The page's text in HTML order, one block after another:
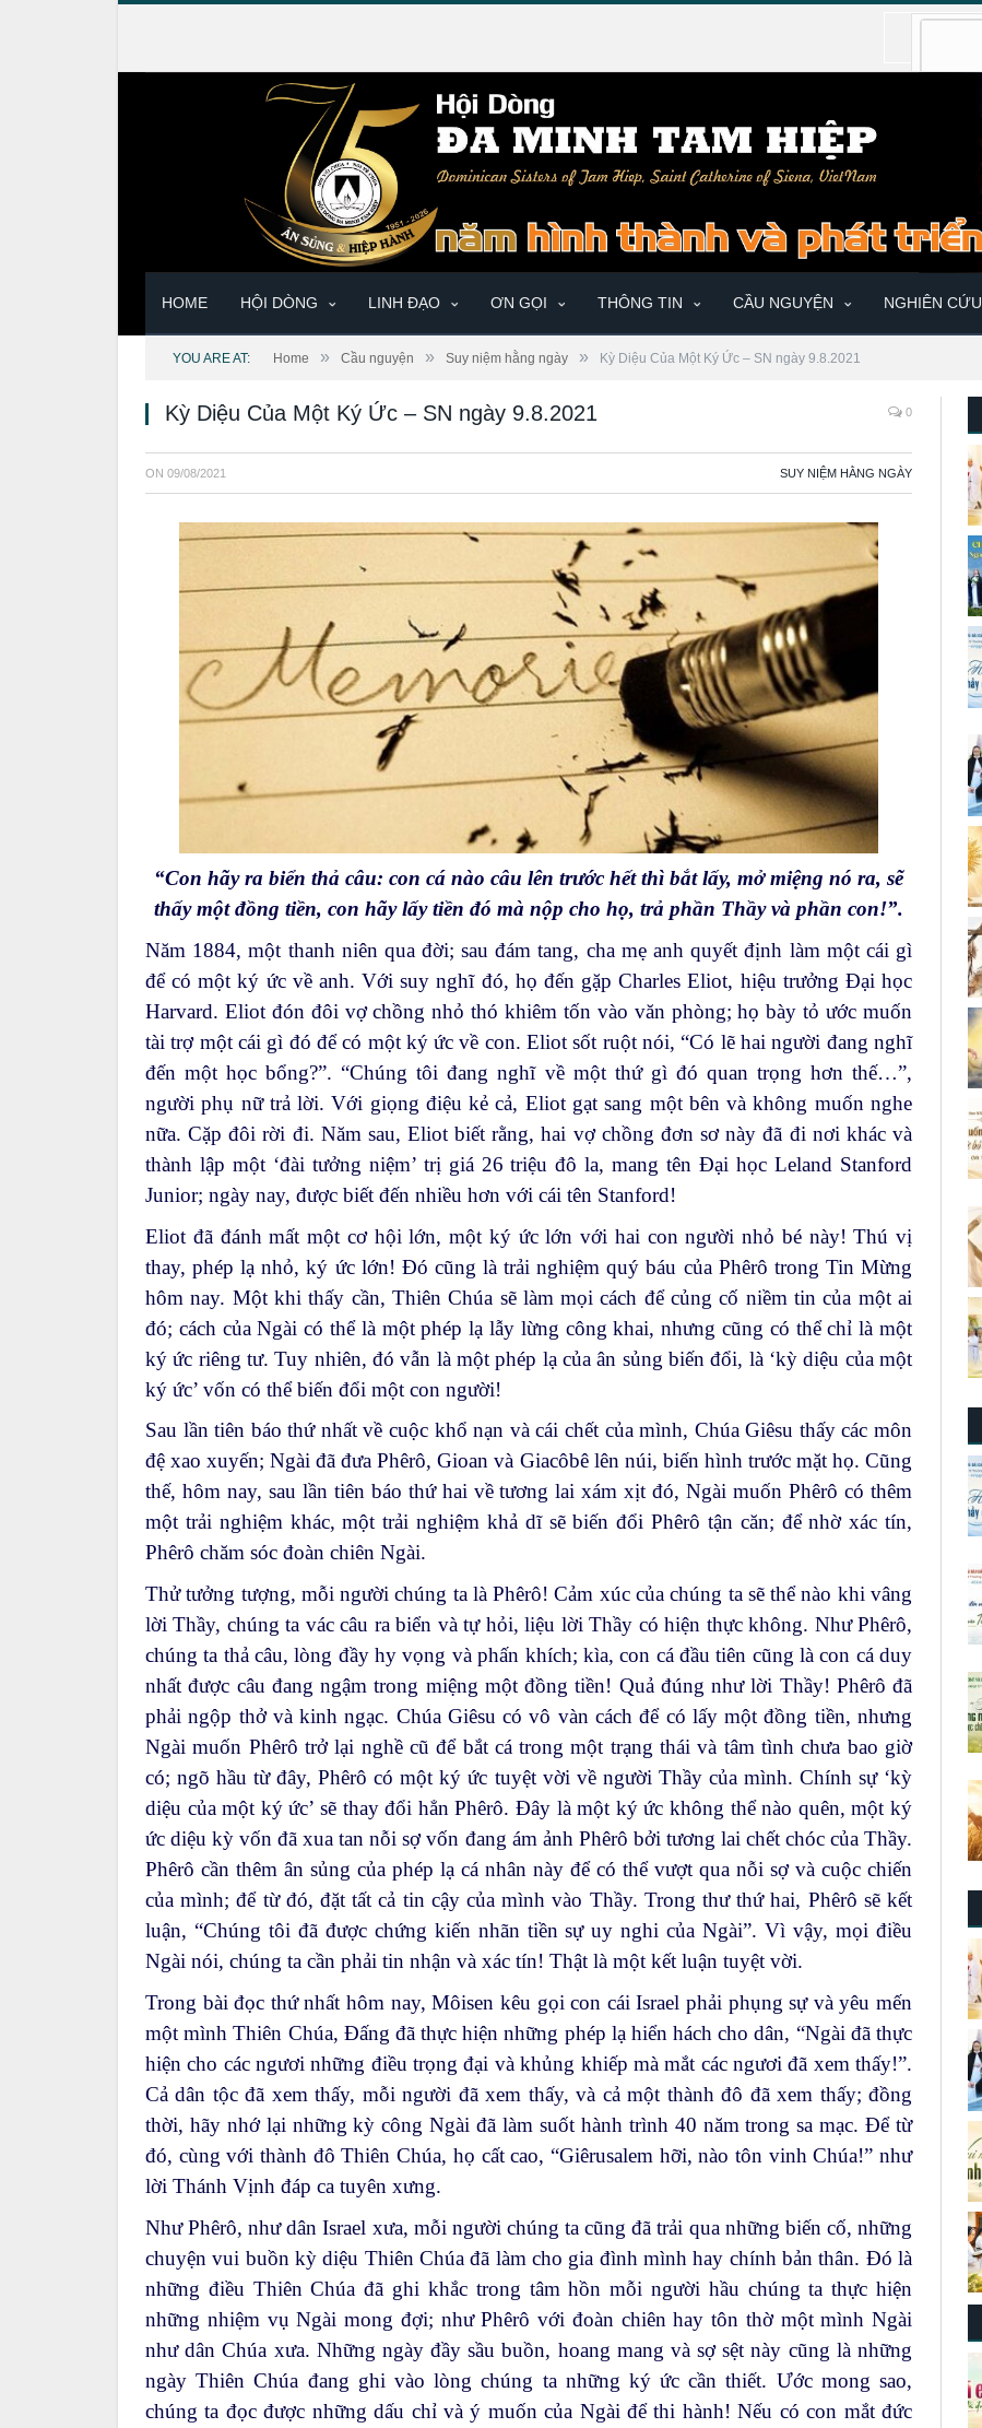
HOME HỘI DÒNG LINH ĐẠO ƠN GỌI THÔNG TIN CẦU NGUYỆN NGHIÊN CỨU
YOU ARE AT: Home » Cầu nguyện » Suy niệm hằng ngày » Kỳ Diệu Của Một Ký Ức – SN ngày 9.8.2021
Kỳ Diệu Của Một Ký Ức – SN ngày 9.8.2021 0
ON 09/08/2021 SUY NIỆM HẰNG NGÀY
“Con hãy ra biển thả câu: con cá nào câu lên trước hết thì bắt lấy, mở miệng nó ra, sẽ
thấy một đồng tiền, con hãy lấy tiền đó mà nộp cho họ, trả phần Thầy và phần con!”.
Năm 1884, một thanh niên qua đời; sau đám tang, cha mẹ anh quyết định làm một cái gì
để có một ký ức về anh. Với suy nghĩ đó, họ đến gặp Charles Eliot, hiệu trưởng Đại học
Harvard. Eliot đón đôi vợ chồng nhỏ thó khiêm tốn vào văn phòng; họ bày tỏ ước muốn
tài trợ một cái gì đó để có một ký ức về con. Eliot sốt ruột nói, “Có lẽ hai người đang nghĩ
đến một học bổng?”. “Chúng tôi đang nghĩ về một thứ gì đó quan trọng hơn thế…”,
người phụ nữ trả lời. Với giọng điệu kẻ cả, Eliot gạt sang một bên và không muốn nghe
nữa. Cặp đôi rời đi. Năm sau, Eliot biết rằng, hai vợ chồng đơn sơ này đã đi nơi khác và
thành lập một ‘đài tưởng niệm’ trị giá 26 triệu đô la, mang tên Đại học Leland Stanford
Junior; ngày nay, được biết đến nhiều hơn với cái tên Stanford!
Eliot đã đánh mất một cơ hội lớn, một ký ức lớn với hai con người nhỏ bé này! Thú vị
thay, phép lạ nhỏ, ký ức lớn! Đó cũng là trải nghiệm quý báu của Phêrô trong Tin Mừng
hôm nay. Một khi thấy cần, Thiên Chúa sẽ làm mọi cách để củng cố niềm tin của một ai
đó; cách của Ngài có thể là một phép lạ lẫy lừng công khai, nhưng cũng có thể chỉ là một
ký ức riêng tư. Tuy nhiên, đó vẫn là một phép lạ của ân sủng biến đổi, là ‘kỳ diệu của một
ký ức’ vốn có thể biến đổi một con người!
Sau lần tiên báo thứ nhất về cuộc khổ nạn và cái chết của mình, Chúa Giêsu thấy các môn
đệ xao xuyến; Ngài đã đưa Phêrô, Gioan và Giacôbê lên núi, biến hình trước mặt họ. Cũng
thế, hôm nay, sau lần tiên báo thứ hai về tương lai xám xịt đó, Ngài muốn Phêrô có thêm
một trải nghiệm khác, một trải nghiệm khả dĩ sẽ biến đổi Phêrô tận căn; để nhờ xác tín,
Phêrô chăm sóc đoàn chiên Ngài.
Thử tưởng tượng, mỗi người chúng ta là Phêrô! Cảm xúc của chúng ta sẽ thể nào khi vâng
lời Thầy, chúng ta vác câu ra biển và tự hỏi, liệu lời Thầy có hiện thực không. Như Phêrô,
chúng ta thả câu, lòng đầy hy vọng và phấn khích; kìa, con cá đầu tiên cũng là con cá duy
nhất được câu đang ngậm trong miệng một đồng tiền! Quả đúng như lời Thầy! Phêrô đã
phải ngộp thở và kinh ngạc. Chúa Giêsu có vô vàn cách để có lấy một đồng tiền, nhưng
Ngài muốn Phêrô trở lại nghề cũ để bắt cá trong một trạng thái và tâm tình chưa bao giờ
có; ngõ hầu từ đây, Phêrô có một ký ức tuyệt vời về người Thầy của mình. Chính sự ‘kỳ
diệu của một ký ức’ sẽ thay đổi hẳn Phêrô. Đây là một ký ức không thể nào quên, một ký
ức diệu kỳ vốn đã xua tan nỗi sợ vốn đang ám ảnh Phêrô bởi tương lai chết chóc của Thầy.
Phêrô cần thêm ân sủng của phép lạ cá nhân này để có thể vượt qua nỗi sợ và cuộc chiến
của mình; để từ đó, đặt tất cả tin cậy của mình vào Thầy. Trong thư thứ hai, Phêrô sẽ kết
luận, “Chúng tôi đã được chứng kiến nhãn tiền sự uy nghi của Ngài”. Vì vậy, mọi điều
Ngài nói, chúng ta cần phải tin nhận và xác tín! Thật là một kết luận tuyệt vời.
Trong bài đọc thứ nhất hôm nay, Môisen kêu gọi con cái Israel phải phụng sự và yêu mến
một mình Thiên Chúa, Đấng đã thực hiện những phép lạ hiển hách cho dân, “Ngài đã thực
hiện cho các ngươi những điều trọng đại và khủng khiếp mà mắt các ngươi đã xem thấy!”.
Cả dân tộc đã xem thấy, mỗi người đã xem thấy, và cả một thành đô đã xem thấy; đồng
thời, hãy nhớ lại những kỳ công Ngài đã làm suốt hành trình 40 năm trong sa mạc. Để từ
đó, cùng với thành đô Thiên Chúa, họ cất cao, “Giêrusalem hỡi, nào tôn vinh Chúa!” như
lời Thánh Vịnh đáp ca tuyên xưng.
Như Phêrô, như dân Israel xưa, mỗi người chúng ta cũng đã trải qua những biến cố, những
chuyện vui buồn kỳ diệu Thiên Chúa đã làm cho gia đình mình hay chính bản thân. Đó là
những điều Thiên Chúa đã ghi khắc trong tâm hồn mỗi người hầu chúng ta thực hiện
những nhiệm vụ Ngài mong đợi; như Phêrô với đoàn chiên hay tôn thờ một mình Ngài
như dân Chúa xưa. Những ngày đầy sầu buồn, hoang mang và sợ sệt này cũng là những
ngày Thiên Chúa đang ghi vào lòng chúng ta những ký ức cần thiết. Ước mong sao,
chúng ta đọc được những dấu chỉ và ý muốn của Ngài để thi hành! Nếu có con mắt đức